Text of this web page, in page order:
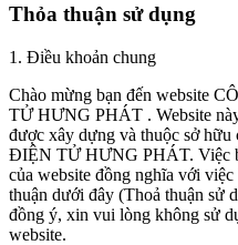
Thỏa thuận sử dụng
1. Điều khoản chung
Chào mừng bạn đến website
TỬ HƯNG PHÁT . Website
được xây dựng và thuộc sở
ĐIỆN TỬ HƯNG PHÁT. Việc
của website đồng nghĩa với
thuận dưới đây (Thoả thuận sử
đồng ý, xin vui lòng không sử
website.